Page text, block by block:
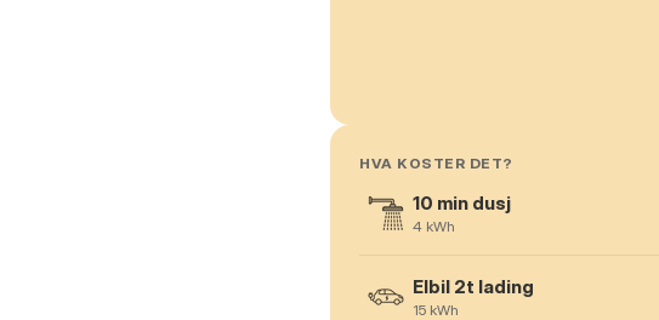
HVA KOSTER DET?
10 min dusj
4 kWh
Elbil 2t lading
15 kWh